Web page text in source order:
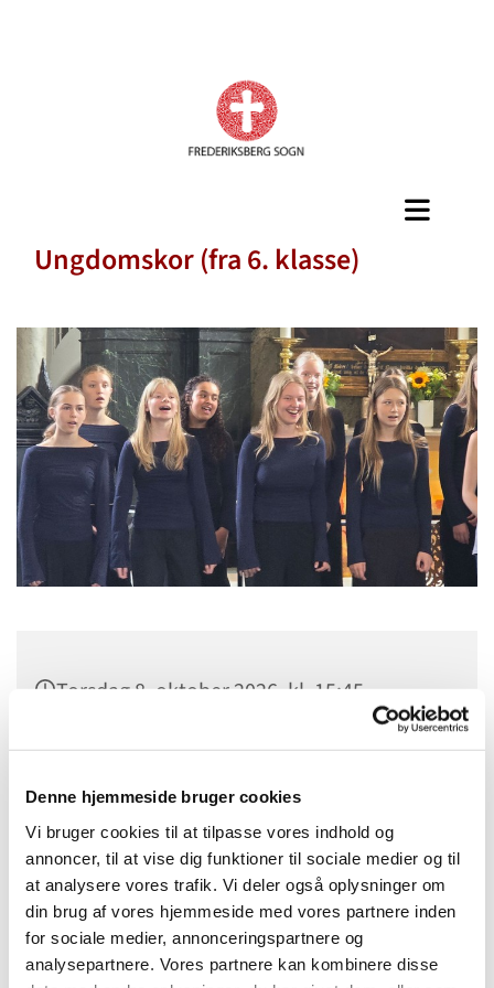
Denne hjemmeside bruger cookies
Vi bruger cookies til at tilpasse vores indhold og
annoncer, til at vise dig funktioner til sociale medier og til
at analysere vores trafik. Vi deler også oplysninger om
din brug af vores hjemmeside med vores partnere inden
for sociale medier, annonceringspartnere og
analysepartnere. Vores partnere kan kombinere disse
Ungdomskor (fra 6. klasse)
Torsdag 8. oktober 2026, kl. 15:45
Menighedshuset, Pile Allé 3, 2000
Frederiksberg
.
Hver uge øver Frederiksberg Sogns Ungdomskor i